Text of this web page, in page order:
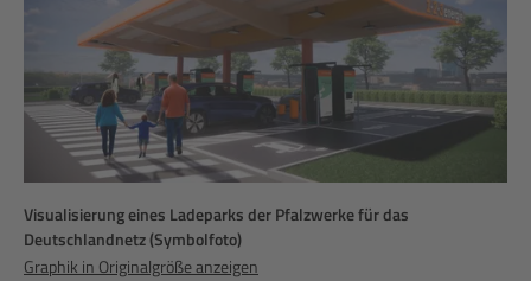
Visualisierung eines Ladeparks der Pfalzwerke für das
Deutschlandnetz (Symbolfoto)
Graphik in Originalgröße anzeigen